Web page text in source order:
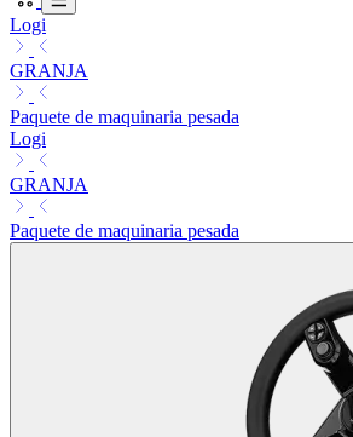
Logi
GRANJA
Paquete de maquinaria pesada
Logi
GRANJA
Paquete de maquinaria pesada